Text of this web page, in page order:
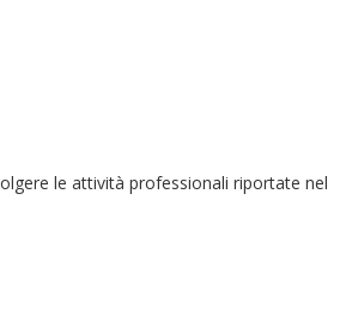
le attività professionali riportate nel